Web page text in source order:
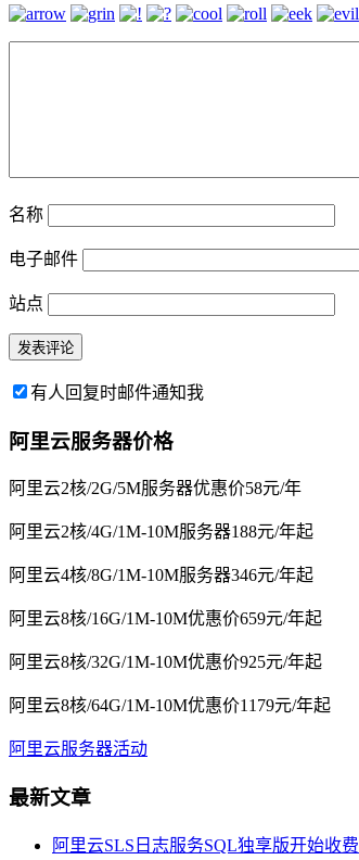
名称
电子邮件
站点
有人回复时邮件通知我
阿里云服务器价格
阿里云2核/2G/5M服务器优惠价58元/年
阿里云2核/4G/1M-10M服务器188元/年起
阿里云4核/8G/1M-10M服务器346元/年起
阿里云8核/16G/1M-10M优惠价659元/年起
阿里云8核/32G/1M-10M优惠价925元/年起
阿里云8核/64G/1M-10M优惠价1179元/年起
阿里云服务器活动
最新文章
阿里云SLS日志服务SQL独享版开始收费